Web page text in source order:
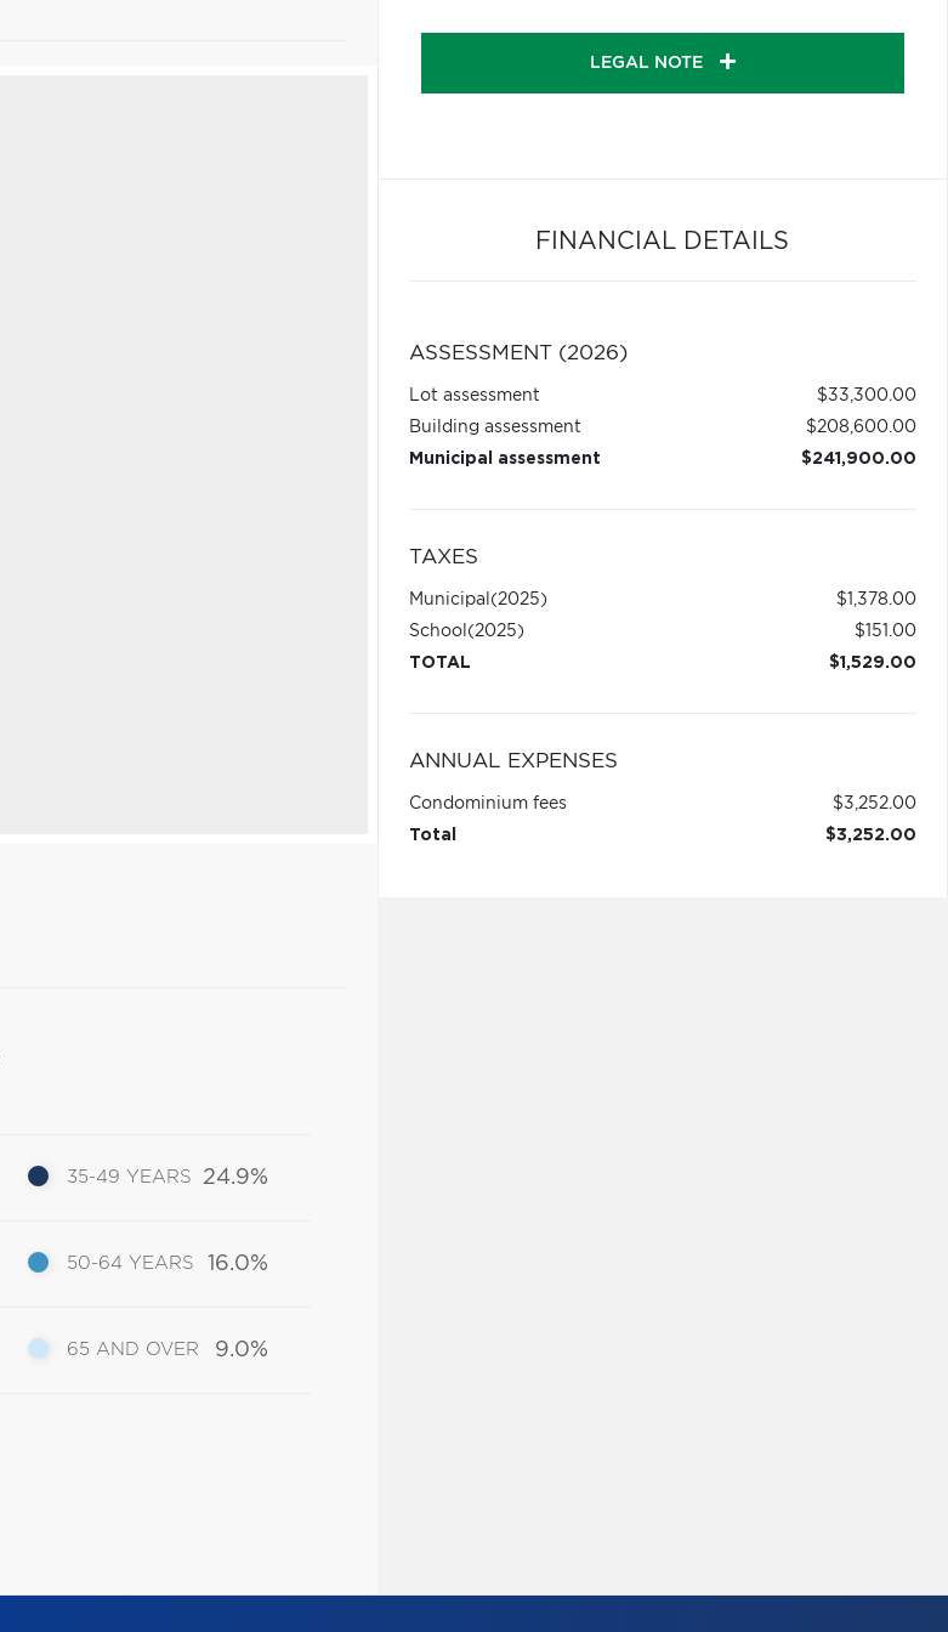
35-49 YEARS 24.9%
50-64 YEARS 16.0%
65 AND OVER 9.0%
LEGAL NOTE
FINANCIAL DETAILS
ASSESSMENT (2026)
Lot assessment
$33,300.00
Building assessment
$208,600.00
Municipal assessment
$241,900.00
TAXES
Municipal (2025)
$1,378.00
School (2025)
$151.00
TOTAL
$1,529.00
ANNUAL EXPENSES
Condominium fees
$3,252.00
Total
$3,252.00